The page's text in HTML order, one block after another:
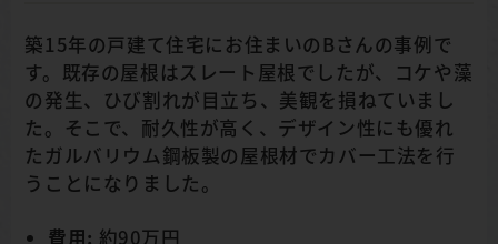
築15年の戸建て住宅にお住まいのBさんの事例で
す。既存の屋根はスレート屋根でしたが、コケや藻
の発生、ひび割れが目立ち、美観を損ねていまし
た。そこで、耐久性が高く、デザイン性にも優れ
たガルバリウム鋼板製の屋根材でカバー工法を行
うことになりました。
費用: 約90万円